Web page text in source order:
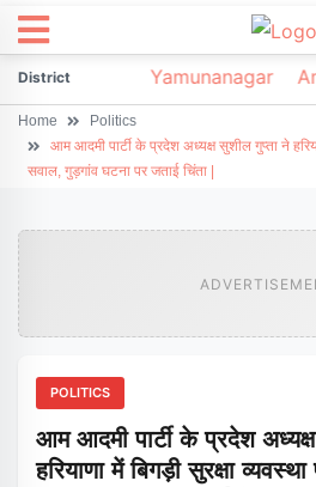
DistrictSonipat Yamunanagar
Home
Politics
आम आदमी पार्टी के प्रदेश अध्यक्ष सुशील गुप्ता ने
सवाल, गुड़गांव घटना पर जताई चिंता |
POLITICS
आम आदमी पार्टी के प्रदेश
हरियाणा में बिगड़ी सुरक्षा